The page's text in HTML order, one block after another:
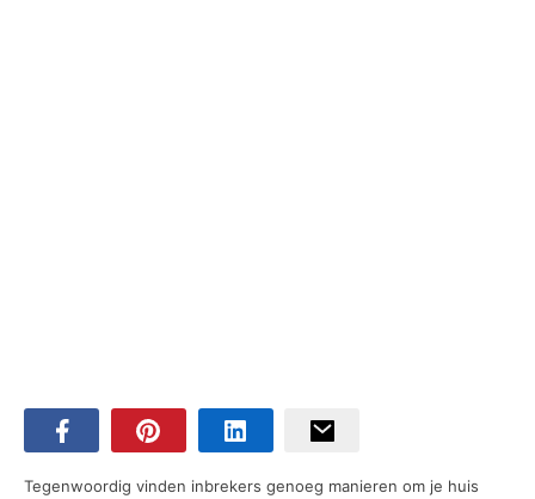
Tegenwoordig vinden inbrekers genoeg manieren om je huis